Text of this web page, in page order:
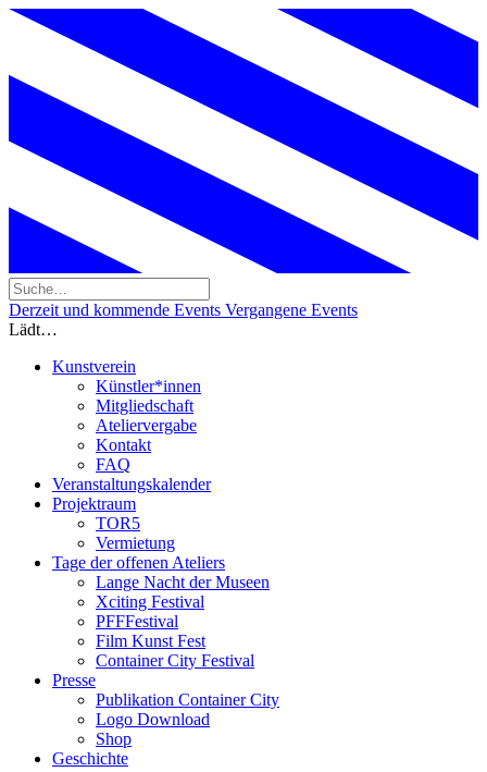
Derzeit und kommende Events Vergangene Events
Lädt…
Kunstverein
Künstler*innen
Mitgliedschaft
Ateliervergabe
Kontakt
FAQ
Veranstaltungskalender
Projektraum
TOR5
Vermietung
Tage der offenen Ateliers
Lange Nacht der Museen
Xciting Festival
PFFFestival
Film Kunst Fest
Container City Festival
Presse
Publikation Container City
Logo Download
Shop
Geschichte